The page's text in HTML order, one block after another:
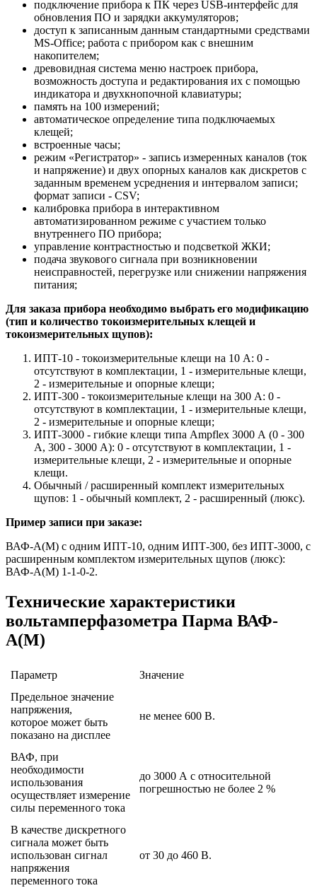
подключение прибора к ПК через USB-интерфейс для
обновления ПО и зарядки аккумуляторов;
доступ к записанным данным стандартными средствами
MS-Office; работа с прибором как с внешним
накопителем;
древовидная система меню настроек прибора,
возможность доступа и редактирования их с помощью
индикатора и двухкнопочной клавиатуры;
память на 100 измерений;
автоматическое определение типа подключаемых
клещей;
встроенные часы;
режим «Регистратор» - запись измеренных каналов (ток
и напряжение) и двух опорных каналов как дискретов с
заданным временем усреднения и интервалом записи;
формат записи - CSV;
калибровка прибора в интерактивном
автоматизированном режиме с участием только
внутреннего ПО прибора;
управление контрастностью и подсветкой ЖКИ;
подача звукового сигнала при возникновении
неисправностей, перегрузке или снижении напряжения
питания;
Для заказа прибора необходимо выбрать его модификацию
(тип и количество токоизмерительных клещей и
токоизмерительных щупов):
ИПТ-10 - токоизмерительные клещи на 10 А: 0 -
отсутствуют в комплектации, 1 - измерительные клещи,
2 - измерительные и опорные клещи;
ИПТ-300 - токоизмерительные клещи на 300 А: 0 -
отсутствуют в комплектации, 1 - измерительные клещи,
2 - измерительные и опорные клещи;
ИПТ-3000 - гибкие клещи типа Ampflex 3000 А (0 - 300
А, 300 - 3000 А): 0 - отсутствуют в комплектации, 1 -
измерительные клещи, 2 - измерительные и опорные
клещи.
Обычный / расширенный комплект измерительных
щупов: 1 - обычный комплект, 2 - расширенный (люкс).
Пример записи при заказе:
ВАФ-А(М) с одним ИПТ-10, одним ИПТ-300, без ИПТ-3000, с
расширенным комплектом измерительных щупов (люкс):
ВАФ-А(М) 1-1-0-2.
Технические характеристики
вольтамперфазометра Парма ВАФ-
А(М)
Параметр
Значение
Предельное значение
напряжения,
которое может быть
показано на дисплее
не менее 600 В.
ВАФ, при
необходимости
использования
осуществляет измерение
силы переменного тока
до 3000 А с относительной
погрешностью не более 2 %
В качестве дискретного
сигнала может быть
использован сигнал
напряжения
переменного тока
от 30 до 460 В.